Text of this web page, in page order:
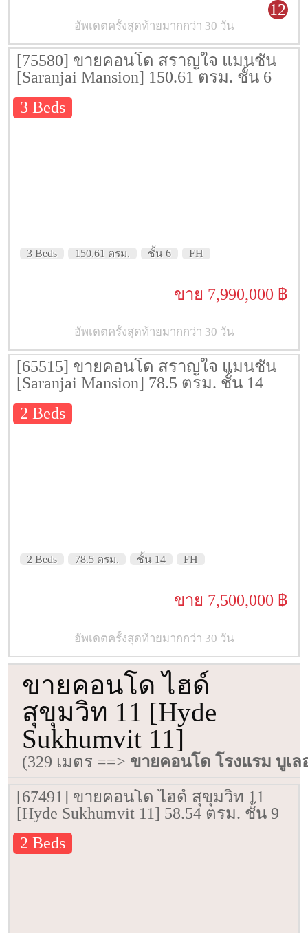
12
อัพเดตครั้งสุดท้ายมากกว่า 30 วัน
[75580] ขายคอนโด สราญใจ แมนชั่น
[Saranjai Mansion] 150.61 ตรม. ชั้น 6
3 Beds
3 Beds 150.61 ตรม. ชั้น 6 FH
ขาย 7,990,000 ฿
อัพเดตครั้งสุดท้ายมากกว่า 30 วัน
[65515] ขายคอนโด สราญใจ แมนชั่น
[Saranjai Mansion] 78.5 ตรม. ชั้น 14
2 Beds
2 Beds 78.5 ตรม. ชั้น 14 FH
ขาย 7,500,000 ฿
อัพเดตครั้งสุดท้ายมากกว่า 30 วัน
ขายคอนโด ไฮด์
สุขุมวิท 11 [Hyde
Sukhumvit 11]
(329 เมตร ==> ขายคอนโด โรงแรม บูเ
[67491] ขายคอนโด ไฮด์ สุขุมวิท 11
[Hyde Sukhumvit 11] 58.54 ตรม. ชั้น 9
2 Beds